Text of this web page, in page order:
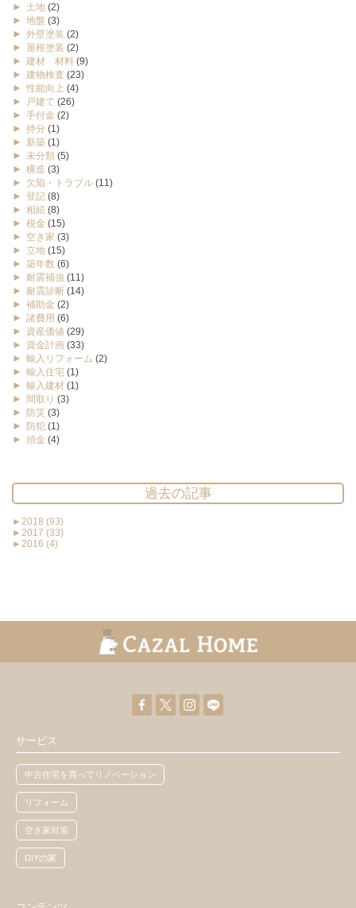
► 土地 (2)
► 地盤 (3)
► 外壁塗装 (2)
► 屋根塗装 (2)
► 建材 材料 (9)
► 建物検査 (23)
► 性能向上 (4)
► 戸建て (26)
► 手付金 (2)
► 持分 (1)
► 新築 (1)
► 未分類 (5)
► 構造 (3)
► 欠陥・トラブル (11)
► 登記 (8)
► 相続 (8)
► 税金 (15)
► 空き家 (3)
► 立地 (15)
► 築年数 (6)
► 耐震補強 (11)
► 耐震診断 (14)
► 補助金 (2)
► 諸費用 (6)
► 資産価値 (29)
► 資金計画 (33)
► 輸入リフォーム (2)
► 輸入住宅 (1)
► 輸入建材 (1)
► 間取り (3)
► 防災 (3)
► 防犯 (1)
► 頭金 (4)
過去の記事
► 2018 (93)
► 2017 (33)
► 2016 (4)
サービス
中古住宅を買ってリノベーション
リフォーム
空き家対策
DIYの家